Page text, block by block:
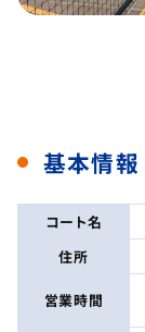
基本情報
コート名
住所
営業時間